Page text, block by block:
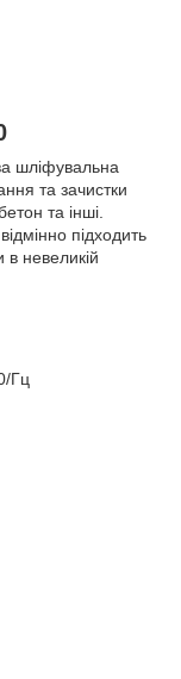
шліфувальна
та зачистки
та інші.
підходить
в невеликій
Гц